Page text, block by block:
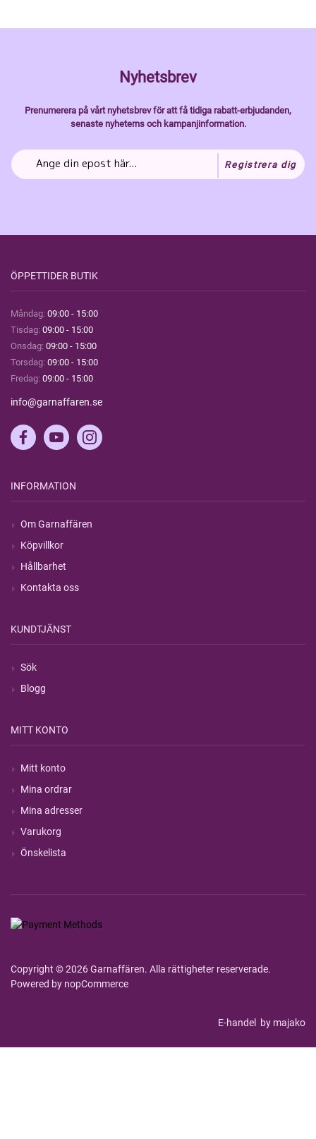
Nyhetsbrev
Prenumerera på vårt nyhetsbrev för att få tidiga rabatt-erbjudanden,
senaste nyheterns och kampanjinformation.
Registrera dig
ÖPPETTIDER BUTIK
Måndag: 09:00 - 15:00
Tisdag: 09:00 - 15:00
Onsdag: 09:00 - 15:00
Torsdag: 09:00 - 15:00
Fredag: 09:00 - 15:00
info@garnaffaren.se
INFORMATION
Om Garnaffären
Köpvillkor
Hållbarhet
Kontakta oss
KUNDTJÄNST
Sök
Blogg
MITT KONTO
Mitt konto
Mina ordrar
Mina adresser
Varukorg
Önskelista
Copyright © 2026 Garnaffären. Alla rättigheter reserverade.
Powered by nopCommerce
E-handel by majako